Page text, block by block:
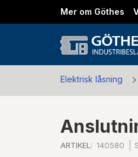
Mer om Göthes
Elektrisk låsning
ARTIKEL: 140580